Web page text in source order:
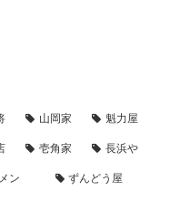
山岡家 魁力屋
壱角家 長浜や
ン ずんどう屋